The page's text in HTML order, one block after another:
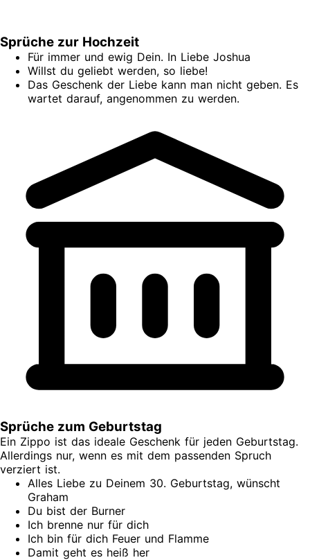
Sprüche zur Hochzeit
Für immer und ewig Dein. In Liebe Joshua
Willst du geliebt werden, so liebe!
Das Geschenk der Liebe kann man nicht geben. Es
wartet darauf, angenommen zu werden.
Sprüche zum Geburtstag
Ein Zippo ist das ideale Geschenk für jeden Geburtstag.
Allerdings nur, wenn es mit dem passenden Spruch
verziert ist.
Alles Liebe zu Deinem 30. Geburtstag, wünscht
Graham
Du bist der Burner
Ich brenne nur für dich
Ich bin für dich Feuer und Flamme
Damit geht es heiß her